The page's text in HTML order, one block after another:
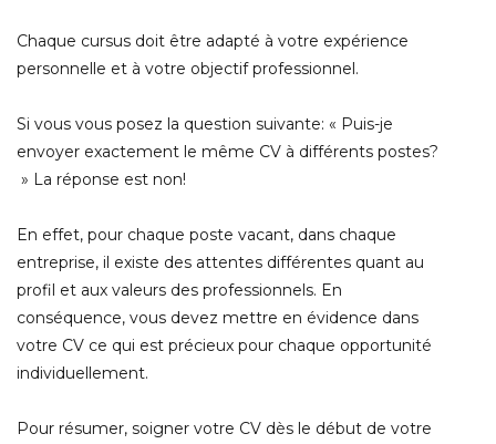
Chaque cursus doit être adapté à votre expérience
personnelle et à votre objectif professionnel.
Si vous vous posez la question suivante: « Puis-je
envoyer exactement le même CV à différents postes?
» La réponse est non!
En effet, pour chaque poste vacant, dans chaque
entreprise, il existe des attentes différentes quant au
profil et aux valeurs des professionnels. En
conséquence, vous devez mettre en évidence dans
votre CV ce qui est précieux pour chaque opportunité
individuellement.
Pour résumer, soigner votre CV dès le début de votre